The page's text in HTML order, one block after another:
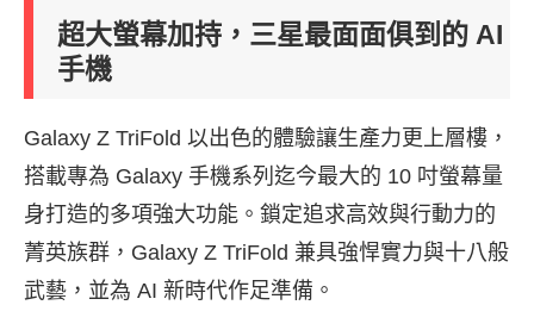
超大螢幕加持，三星最面面俱到的 AI
手機
Galaxy Z TriFold 以出色的體驗讓生產力更上層樓，
搭載專為 Galaxy 手機系列迄今最大的 10 吋螢幕量
身打造的多項強大功能。鎖定追求高效與行動力的
菁英族群，Galaxy Z TriFold 兼具強悍實力與十八般
武藝，並為 AI 新時代作足準備。